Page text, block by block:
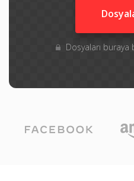
Dosyaları buraya